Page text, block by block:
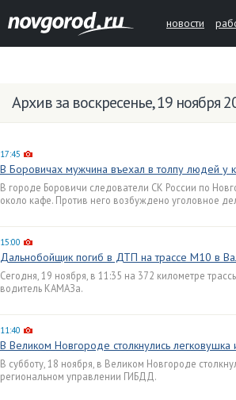
новости
Архив за воскресенье, 19 ноября
17:45
В Боровичах мужчина въехал в толпу людей у
В городе Боровичи следователи СК России по
около кафе. Против него возбуждено уголовное
15:00
Дальнобойщик погиб в ДТП на трассе М10 в
Сегодня, 19 ноября, в 11:35 на 372 километре
водитель КАМАЗа.
11:40
В Великом Новгороде столкнулись легковушка
В субботу, 18 ноября, в Великом Новгороде
региональном управлении ГИБДД.